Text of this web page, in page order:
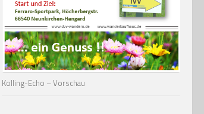
Kolling-Echo – Vorschau